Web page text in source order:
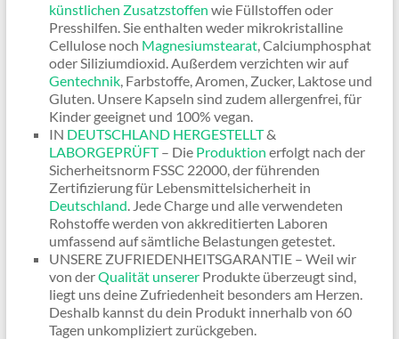
künstlichen Zusatzstoffen wie Füllstoffen oder
Presshilfen. Sie enthalten weder mikrokristalline
Cellulose noch Magnesiumstearat, Calciumphosphat
oder Siliziumdioxid. Außerdem verzichten wir auf
Gentechnik, Farbstoffe, Aromen, Zucker, Laktose und
Gluten. Unsere Kapseln sind zudem allergenfrei, für
Kinder geeignet und 100% vegan.
IN DEUTSCHLAND HERGESTELLT&
LABORGEPRÜFT– Die Produktion erfolgt nach der
Sicherheitsnorm FSSC 22000, der führenden
Zertifizierung für Lebensmittelsicherheit in
Deutschland. Jede Charge und alle verwendeten
Rohstoffe werden von akkreditierten Laboren
umfassend auf sämtliche Belastungen getestet.
UNSERE ZUFRIEDENHEITSGARANTIE – Weil wir
von derQualität unsererProdukte überzeugt sind,
liegt uns deine Zufriedenheit besonders am Herzen.
Deshalb kannst du dein Produkt innerhalb von 60
Tagen unkompliziert zurückgeben.